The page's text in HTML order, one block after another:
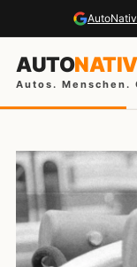
AUTO
Autos. Menschen.